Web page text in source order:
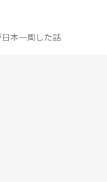
本一周した話